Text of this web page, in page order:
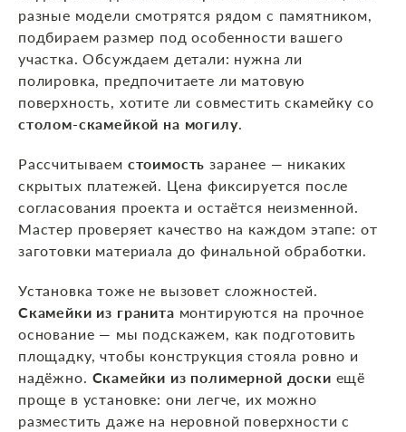
разные модели смотрятся рядом с памятником,
подбираем размер под особенности вашего
участка. Обсуждаем детали: нужна ли
полировка, предпочитаете ли матовую
поверхность, хотите ли совместить скамейку со
столом‑скамейкой на могилу.
Рассчитываем стоимость заранее — никаких
скрытых платежей. Цена фиксируется после
согласования проекта и остаётся неизменной.
Мастер проверяет качество на каждом этапе: от
заготовки материала до финальной обработки.
Установка тоже не вызовет сложностей.
Скамейки из гранита монтируются на прочное
основание — мы подскажем, как подготовить
площадку, чтобы конструкция стояла ровно и
надёжно. Скамейки из полимерной доски ещё
проще в установке: они легче, их можно
разместить даже на неровной поверхности с